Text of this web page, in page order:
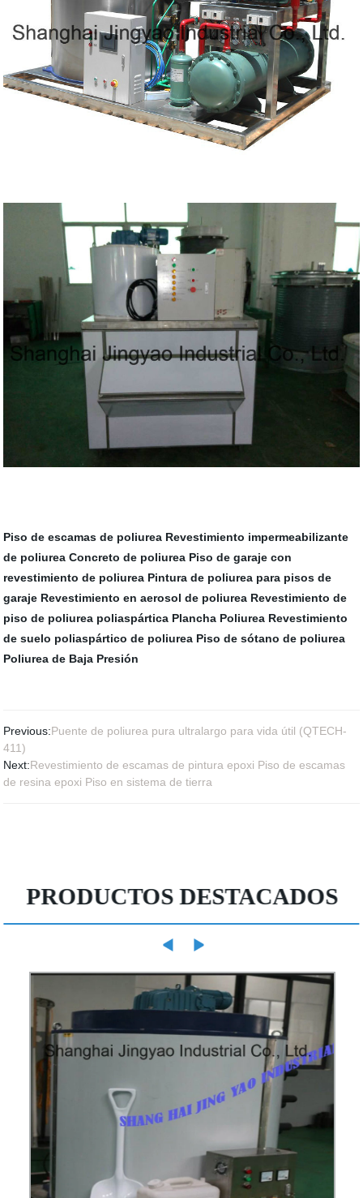
Piso de escamas de poliurea Revestimiento impermeabilizante
de poliurea Concreto de poliurea Piso de garaje con
revestimiento de poliurea Pintura de poliurea para pisos de
garaje Revestimiento en aerosol de poliurea Revestimiento de
piso de poliurea poliaspártica Plancha Poliurea Revestimiento
de suelo poliaspártico de poliurea Piso de sótano de poliurea
Poliurea de Baja Presión
Previous:Puente de poliurea pura ultralargo para vida útil (QTECH-
411)
Next:Revestimiento de escamas de pintura epoxi Piso de escamas
de resina epoxi Piso en sistema de tierra
PRODUCTOS DESTACADOS